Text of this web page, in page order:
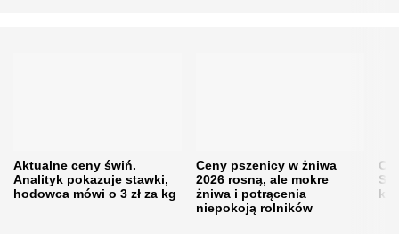
Aktualne ceny świń.
Analityk pokazuje stawki,
hodowca mówi o 3 zł za kg
Ceny pszenicy w żniwa
2026 rosną, ale mokre
żniwa i potrącenia
niepokoją rolników